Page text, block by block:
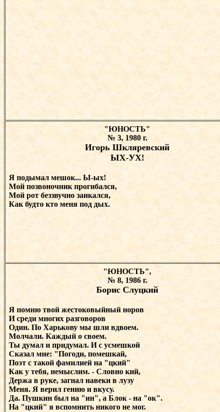
"ЮНОСТЬ"
№ 3, 1980 г.
Игорь Шкляревский
ЫХ-УХ!
Я подымал мешок... Ы-ых!
Мой позвоночник прогибался,
Мой рот беззвучно заикался,
Как будто кто меня под дых.
"ЮНОСТЬ",
№ 8, 1986 г.
Борис Слуцкий
Я помню твой жестоковыйный норов
И среди многих разговоров
Один. По Харькову мы шли вдвоем.
Молчали. Каждый о своем.
Ты думал и придумал. И с усмешкой
Сказал мне: "Погоди, помешкай,
Поэт с такой фамилией на "цкий"
Как у тебя, немыслим. - Словно кий,
Держа в руке, загнал навеки в лузу
Меня. Я верил гению и вкусу.
Да. Пушкин был на "ин", а Блок - на "ок".
На "цкий" я вспомнить никого не мог.